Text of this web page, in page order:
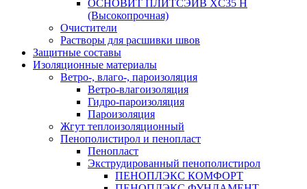
ОСНОВИТ ПЛИТСЭЙВ XС35 Н
(Высокопрочная)
Очистители
Растворы для расшивки швов
Защитные составы
Изоляционные материалы
Ветро-, влаго-, пароизоляция
Ветро-влагоизоляция
Гидро-пароизоляция
Пароизоляция
Жгут теплоизоляционный
Пенополистирол и пенопласт
Пенопласт
Экструдированный пенополистирол
ПЕНОПЛЭКС КОМФОРТ